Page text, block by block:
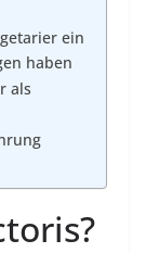
ein
haben
als